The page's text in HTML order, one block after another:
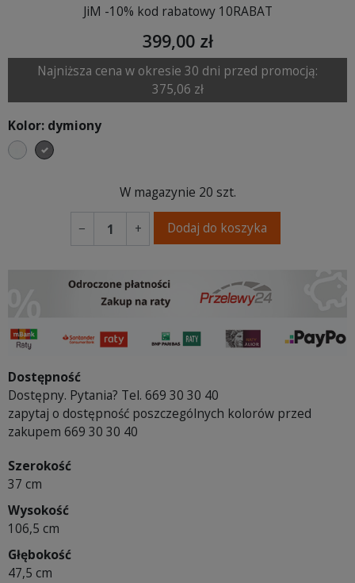
JiM -10% kod rabatowy 10RABAT
399,00 zł
Najniższa cena w okresie 30 dni przed promocją:
375,06 zł
Kolor: dymiony
transparentny
dymiony
W magazynie 20 szt.
− + Dodaj do koszyka
Dostępność
Dostępny. Pytania? Tel. 669 30 30 40
zapytaj o dostępność poszczególnych kolorów przed
zakupem 669 30 30 40
Szerokość
37 cm
Wysokość
106,5 cm
Głębokość
47,5 cm